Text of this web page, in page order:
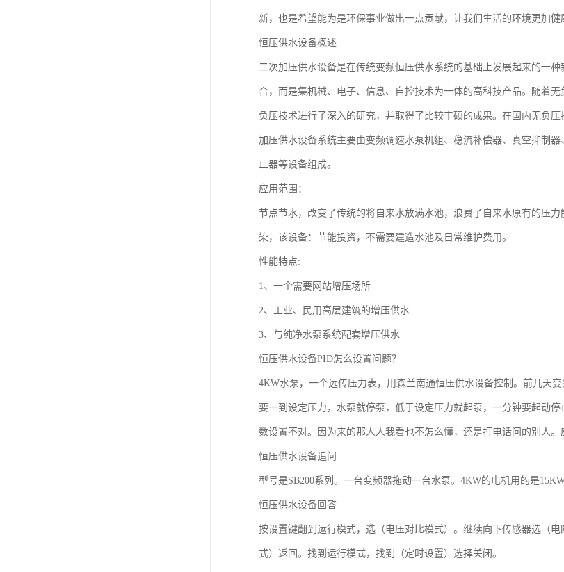
新，也是希望能为是环保事业做出一点贡献，让我们生活的环境更加
恒压供水设备概述
二次加压供水设备是在传统变频恒压供水系统的基础上发展起来的一
合，而是集机械、电子、信息、自控技术为一体的高科技产品。随着
负压技术进行了深入的研究，并取得了比较丰硕的成果。在国内无负
加压供水设备系统主要由变频调速水泵机组、稳流补偿器、真空抑制
止器等设备组成。
应用范围：
节点节水，改变了传统的将自来水放满水池，浪费了自来水原有的压
染，该设备：节能投资，不需要建造水池及日常维护费用。
性能特点:
1、一个需要网站增压场所
2、工业、民用高层建筑的增压供水
3、与纯净水泵系统配套增压供水
恒压供水设备PID怎么设置问题？
4KW水泵，一个远传压力表，用森兰南通恒压供水设备控制。前几天
要一到设定压力，水泵就停泵，低于设定压力就起泵，一分钟要起动
数设置不对。因为来的那人人我看也不怎么懂，还是打电话问的别人。
恒压供水设备追问
型号是SB200系列。一台变频器拖动一台水泵。4KW的电机用的是
恒压供水设备回答
按设置键翻到运行模式，选（电压对比模式）。继续向下传感器选（
式）返回。找到运行模式，找到（定时设置）选择关闭。